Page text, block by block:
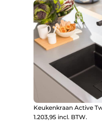
Keukenkraan Active
1.203,95 incl. BTW.